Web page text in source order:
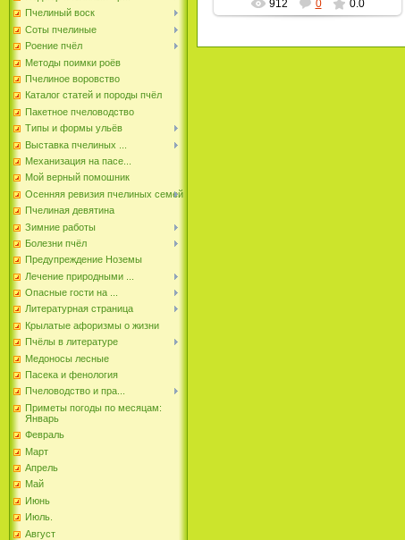
Пчелиный воск
Соты пчелиные
Роение пчёл
Методы поимки роёв
Пчелиное воровство
Каталог статей и породы пчёл
Пакетное пчеловодство
Типы и формы ульёв
Выставка пчелиных ...
Механизация на пасе...
Мой верный помошник
Осенняя ревизия пчелиных семей
Пчелиная девятина
Зимние работы
Болезни пчёл
Предупреждение Ноземы
Лечение природными ...
Опасные гости на ...
Литературная страница
Крылатые афоризмы о жизни
Пчёлы в литературе
Медоносы лесные
Пасека и фенология
Пчеловодство и пра...
Приметы погоды по месяцам:
Январь
Февраль
Март
Апрель
Май
Июнь
Июль.
Август
912 0 0.0